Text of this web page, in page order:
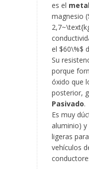
es el
magnesio
el $60\%$
Su
porque
óxido que
posterior,
Pasivado.
Es muy
aluminio) y
ligeras
vehículos